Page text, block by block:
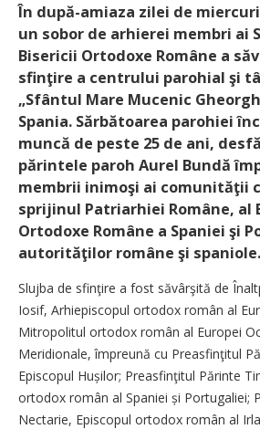
În după-amiaza zilei de
un sobor de arhierei membri ai
Bisericii Ortodoxe Române a
sfinţire a centrului parohial şi
„Sfântul Mare Mucenic
Spania. Sărbătoarea parohiei
muncă de peste 25 de ani,
părintele paroh Aurel Bundă
membrii inimoşi ai comunităţii
sprijinul Patriarhiei Române, al
Ortodoxe Române a Spaniei şi
autorităţilor române şi spaniole.
Slujba de sfinţire a fost săvârşită de
Iosif, Arhi­episcopul ortodox român al
Mitropolitul ortodox român al Europei
Meridionale, împreună cu Preasfinţitul
Episcopul Hușilor; Preasfinţitul Părinte
ortodox român al Spaniei și Portugaliei;
Nectarie, Episcopul ortodox român al